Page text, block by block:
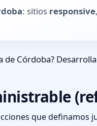
: sitios responsive
de Córdoba?
que definamos